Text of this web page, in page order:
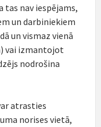
tas nav iespējams,
un darbiniekiem
un vismaz vienā
vai izmantojot
nodrošina
atrasties
norises vietā,